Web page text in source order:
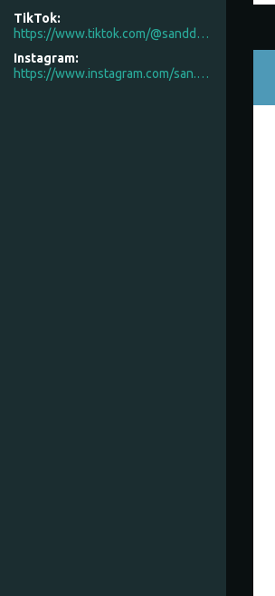
TikTok
https://www.tiktok.com/@sanddecor.com.ua
Instagram
https://www.instagram.com/san.d.decor/